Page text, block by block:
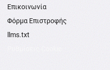
Επικοινωνία
Φόρμα Επιστροφής
llms.txt